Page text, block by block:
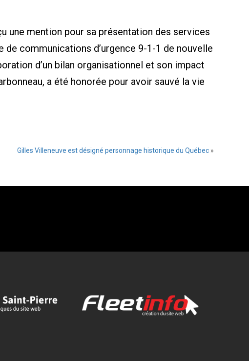
une mention pour sa présentation des services
communications d’urgence 9-1-1 de nouvelle
d’un bilan organisationnel et son impact
a été honorée pour avoir sauvé la vie
Gilles Villeneuve est désigné personnage historique du Québec »